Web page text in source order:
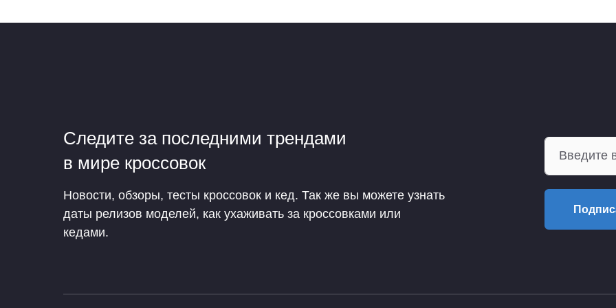
Следите за последними трендами
в мире кроссовок
Новости, обзоры, тесты кроссовок и кед. Так же вы можете узнать
даты релизов моделей, как ухаживать за кроссовками или
кедами.